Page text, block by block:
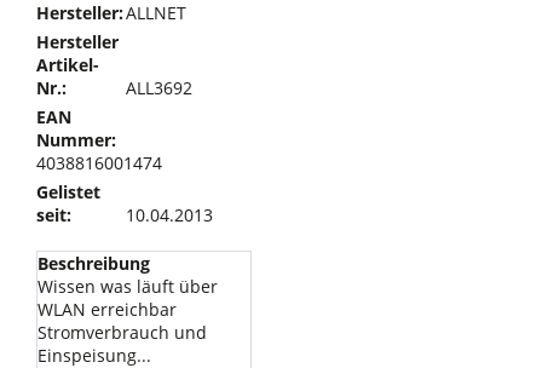
Hersteller:ALLNET
Hersteller
Artikel-
Nr.:
ALL3692
EAN
Nummer:
4038816001474
Gelistet
seit:
10.04.2013
Beschreibung
Wissen was läuft über
WLAN erreichbar
Stromverbrauch und
Einspeisung...